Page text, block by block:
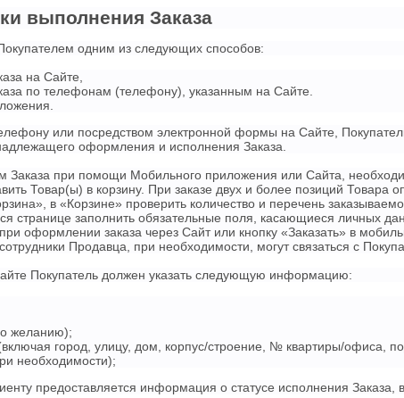
выполнения Заказа
одним из следующих способов:
на Сайте,
по телефонам (телефону), указанным на Сайте.
или посредством электронной формы на Сайте,
оформления и исполнения Заказа.
Заказа при помощи Мобильного приложения или Сайта,
Товар(ы) в корзину. При заказе двух и более позиций
в «Корзине» проверить количество и перечень
странице заполнить обязательные поля, касающиеся личных
оформлении заказа через Сайт или кнопку «Заказать» в
Продавца, при необходимости, могут связаться с
Покупатель должен указать следующую информацию:
желанию);
город, улицу, дом, корпус/строение, № квартиры/офиса,
необходимости);
предоставляется информация о статусе исполнения Заказа,